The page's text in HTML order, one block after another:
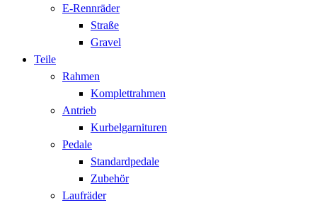
E-Rennräder
Straße
Gravel
Teile
Rahmen
Komplettrahmen
Antrieb
Kurbelgarnituren
Pedale
Standardpedale
Zubehör
Laufräder